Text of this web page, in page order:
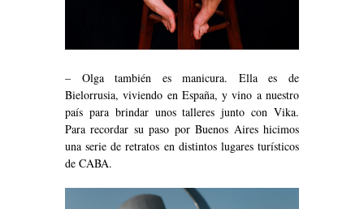
– Olga también es manicura. Ella es de
Bielorrusia, viviendo en España, y vino a nuestro
país para brindar unos talleres junto con Vika.
Para recordar su paso por Buenos Aires hicimos
una serie de retratos en distintos lugares turísticos
de CABA.